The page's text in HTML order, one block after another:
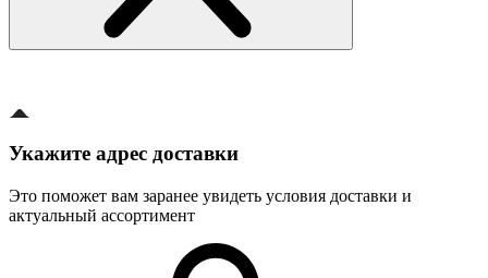
Укажите адрес доставки
Это поможет вам заранее увидеть условия доставки и
актуальный ассортимент